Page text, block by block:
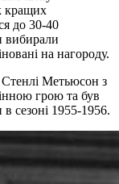
кращих
до 30-40
вибирали
на нагороду.
Метьюсон з
грою та був
сезоні 1955-1956.